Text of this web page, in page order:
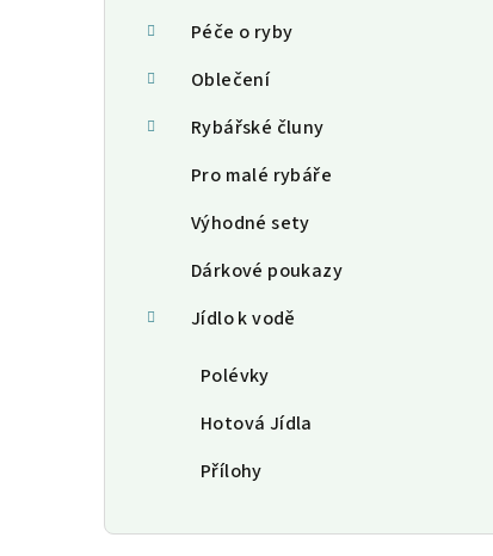
Péče o ryby
Oblečení
Rybářské čluny
Pro malé rybáře
Výhodné sety
Dárkové poukazy
Jídlo k vodě
Polévky
Hotová Jídla
Přílohy